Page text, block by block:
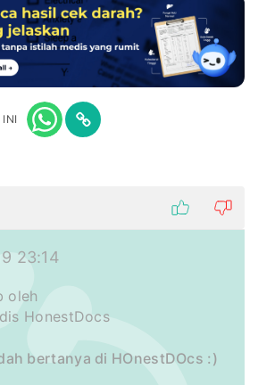
23:14
oleh
HonestDocs
bertanya di HOnestDOcs :)